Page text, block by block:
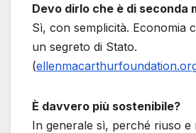
Devo dirlo che è di seconda
Sì, con semplicità. Economia
un segreto di Stato.
(
È davvero più sostenibile?
In generale sì, perché riuso e